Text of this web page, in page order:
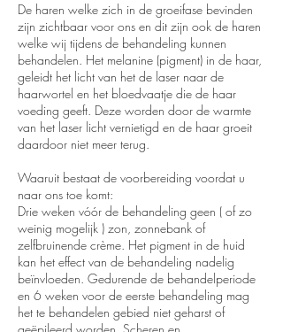
De haren welke zich in de groeifase bevinden
zijn zichtbaar voor ons en dit zijn ook de haren
welke wij tijdens de behandeling kunnen
behandelen. Het melanine (pigment) in de haar,
geleidt het licht van het de laser naar de
haarwortel en het bloedvaatje die de haar
voeding geeft. Deze worden door de warmte
van het laser licht vernietigd en de haar groeit
daardoor niet meer terug.
Waaruit bestaat de voorbereiding voordat u
naar ons toe komt:
Drie weken vóór de behandeling geen ( of zo
weinig mogelijk ) zon, zonnebank of
zelfbruinende crème. Het pigment in de huid
kan het effect van de behandeling nadelig
beïnvloeden. Gedurende de behandelperiode
en 6 weken voor de eerste behandeling mag
het te behandelen gebied niet geharst of